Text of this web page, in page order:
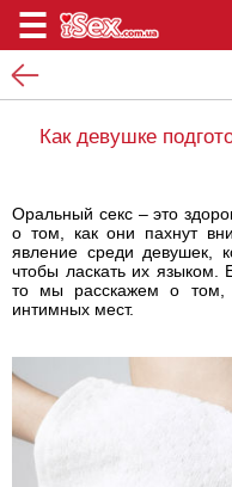
Как девушке
Оральный секс – это
о том, как они пахнут
явление среди девушек,
чтобы ласкать их языком.
то мы расскажем о том,
интимных мест.